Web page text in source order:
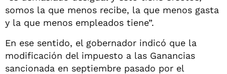
somos la que menos recibe, la que menos gasta
y la que menos empleados tiene”.
En ese sentido, el gobernador indicó que la
modificación del impuesto a las Ganancias
sancionada en septiembre pasado por el